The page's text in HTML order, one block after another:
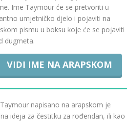
Ime Taymour će se pretvoriti u
umjetničko djelo i pojaviti na
pismu u boksu koje će se pojaviti
dugmeta.
VIDI IME NA ARAPSKOM
napisano na arapskom je
ideja za čestitku za rođendan, ili kao